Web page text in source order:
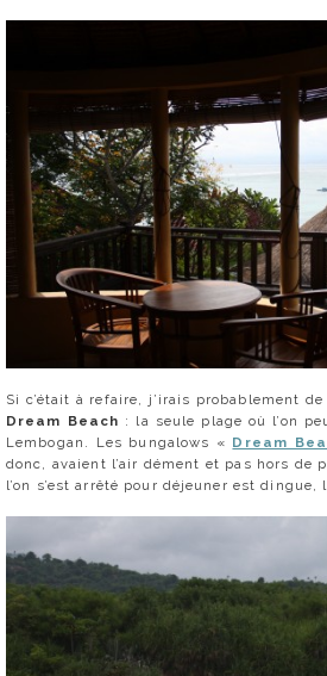
Si c’était à refaire, j’irais probablement
Dream Beach : la seule plage où l’on
Lembogan. Les bungalows « Dream
donc, avaient l’air dément et pas hors de
l’on s’est arrêté pour déjeuner est dingue,